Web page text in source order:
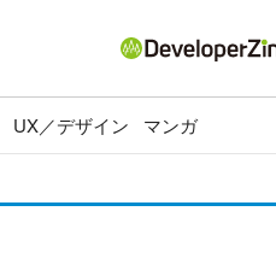
UX／デザイン マンガ